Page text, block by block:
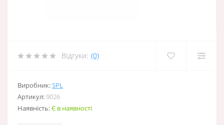
Відгуки: (0)
Виробник:SPL
Артикул: 9026
Наявність:Є в наявності